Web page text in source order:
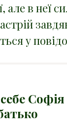
але в неї
у